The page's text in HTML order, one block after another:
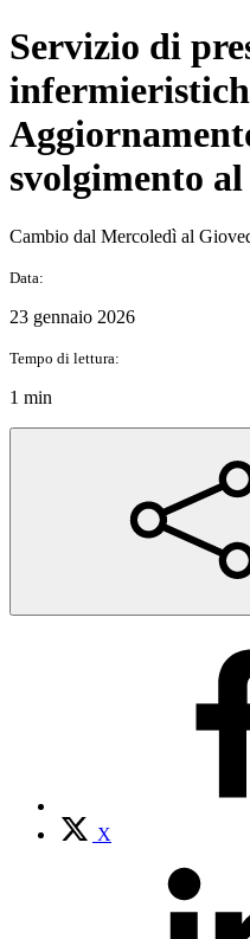
Servizio di
svolgimento
Cambio dal Mercoledì al
Data:
23 gennaio 2026
Tempo di lettura:
1 min
X